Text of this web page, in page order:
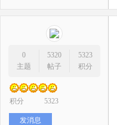
0
主题
5320
帖子
5323
积分
积分 5323
发消息